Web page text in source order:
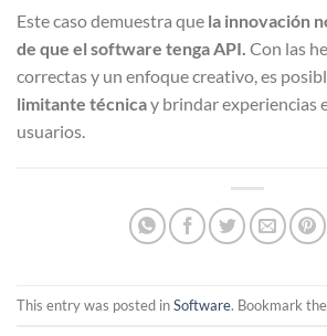
Este caso demuestra que la innovación
de que el software tenga API. Con las
correctas y un enfoque creativo, es
limitante técnicay brindar experiencias
usuarios.
This entry was posted inSoftware. Bookmark the